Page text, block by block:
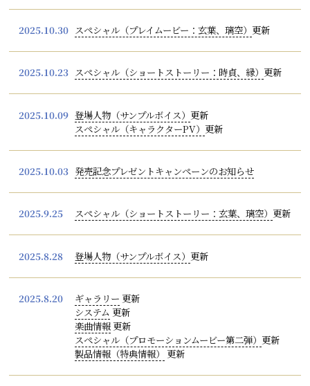
2025.10.30 スペシャル（プレイムービー：玄葉、璃空） 更新
2025.10.23 スペシャル（ショートストーリー：時貞、縁） 更新
2025.10.09 登場人物（サンプルボイス） 更新
スペシャル（キャラクターPV） 更新
2025.10.03 発売記念プレゼントキャンペーンのお知らせ
2025.9.25 スペシャル（ショートストーリー：玄葉、璃空） 更新
2025.8.28 登場人物（サンプルボイス） 更新
2025.8.20 ギャラリー 更新
システム 更新
楽曲情報更新
スペシャル（プロモーションムービー第二弾） 更新
製品情報（特典情報）
更新